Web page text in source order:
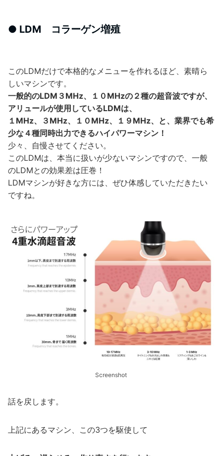
● LDM コラーゲン増殖
このLDMだけで本格的なメニューを作れるほど、素晴ら
しいマシンです。
一般的のLDM３MHz、１０MHzの２種の超音波ですが、
アリュールが使用しているLDMは、
１MHz、３MHz、１０MHz、１９MHz、と、業界でも希
少な４種同時出力できるハイパワーマシン！
少々、自慢させてください。
このLDMは、本当に扱いが少ないマシンですので、一般
のLDMとの効果差は圧巻！
LDMマシンが好きな方には、ぜひ体感していただきたい
ですね。
Screenshot
話を戻します。
上記にあるマシン、この3つを駆使して